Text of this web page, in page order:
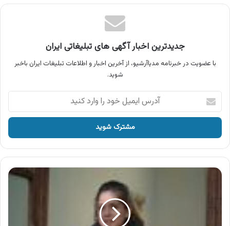
جدیدترین اخبار آگهی های تبلیغاتی ایران
با عضویت در خبرنامه مدیاآرشیو، از آخرین اخبار و اطلاعات تبلیغات ایران باخبر
شوید.
آدرس
ایمیل
خود
وارد
کنید
آگهی